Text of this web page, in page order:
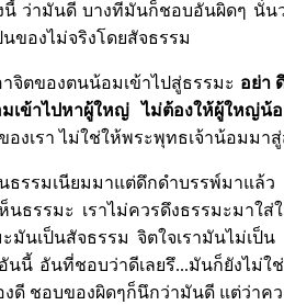
นี้ ว่ามันดี บางทีมันก็ชอบอันผิดๆ นั่น
ของไม่จริงโดยสัจธรรม
จิตของตนน้อมเข้าไปสู่ธรรมะ อย่า
เข้าไปหาผู้ใหญ่ ไม่ต้องให้ผู้ใหญ่น้
องเรา ไม่ใช่ให้พระพุทธเจ้าน้อมมา
ธรรมเนียมมาแต่ดึกดำบรรพ์มาแล้
ห็นธรรมะ เราไม่ควรดึงธรรมะมาใ
ะมันเป็นสัจธรรม จิตใจเรามันไม่เป็
นนี้ อันที่ชอบว่าดีเลยรึ...มันก็ยังไม่ใ
งดี ชอบของผิดๆก็นึกว่ามันดี แต่ว่าค